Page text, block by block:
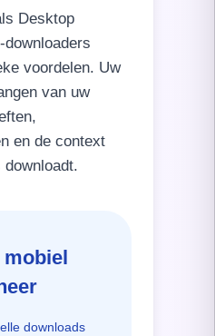
Desktop
voordelen. Uw
van uw
en de context
downloads